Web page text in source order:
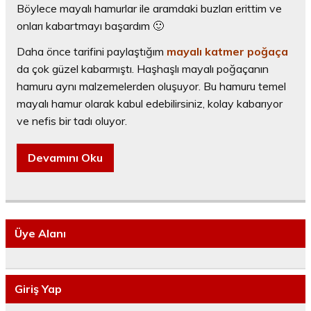
Böylece mayalı hamurlar ile aramdaki buzları erittim ve
onları kabartmayı başardım 🙂
Daha önce tarifini paylaştığım mayalı katmer poğaça
da çok güzel kabarmıştı. Haşhaşlı mayalı poğaçanın
hamuru aynı malzemelerden oluşuyor. Bu hamuru temel
mayalı hamur olarak kabul edebilirsiniz, kolay kabarıyor
ve nefis bir tadı oluyor.
Devamını Oku
Üye Alanı
Giriş Yap